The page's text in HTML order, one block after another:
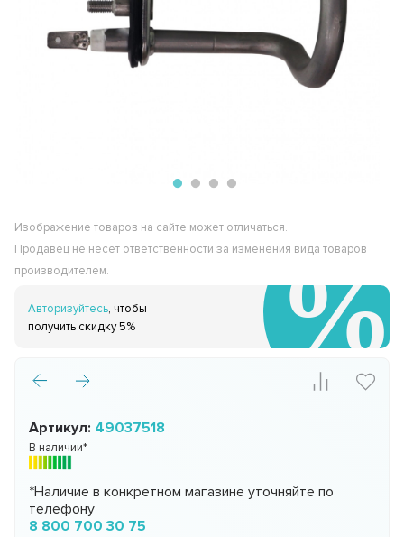
Изображение товаров на сайте может отличаться.
Продавец не несёт ответственности за изменения вида товаров
производителем.
Авторизуйтесь, чтобы
получить скидку 5%
Артикул: 49037518
В наличии*
*Наличие в конкретном магазине уточняйте по
телефону
8 800 700 30 75